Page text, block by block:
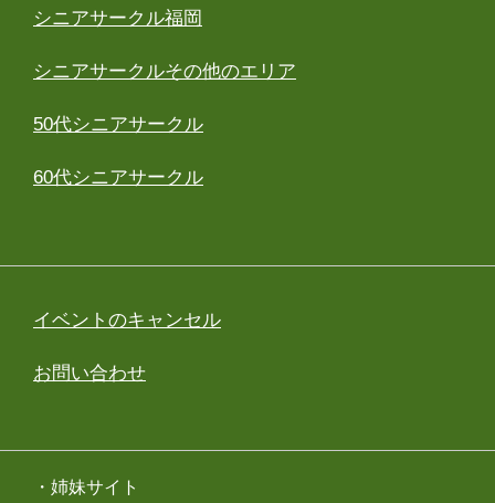
シニアサークル福岡
シニアサークルその他のエリア
50代シニアサークル
60代シニアサークル
イベントのキャンセル
お問い合わせ
・姉妹サイト